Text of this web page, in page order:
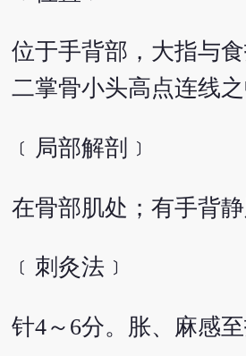
位于手背部，大指与
二掌骨小头高点连线
﹝局部解剖﹞
在骨部肌处；有手背
﹝刺灸法﹞
针4～6分。胀、麻感至